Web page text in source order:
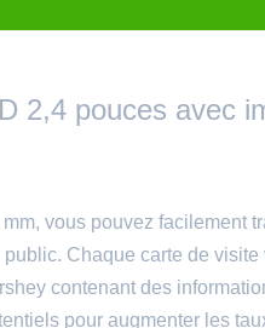
2,4 pouces avec
vous pouvez facilement
Chaque carte de
contenant des
pour augmenter les